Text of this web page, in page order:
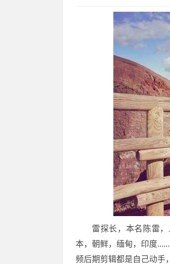
雷探长，本名陈雷
本，朝鲜，缅甸，印度
频后期剪辑都是自己动手